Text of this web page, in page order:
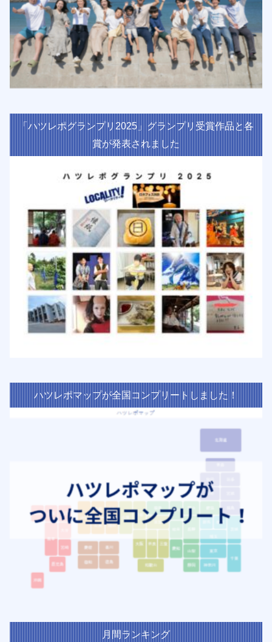
「ハツレポグランプリ2025」グランプリ受賞作品と各
賞が発表されました
ハツレポマップが全国コンプリートしました！
月間ランキング